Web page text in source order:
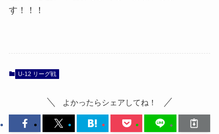
す！！！
U-12 リーグ戦
よかったらシェアしてね！